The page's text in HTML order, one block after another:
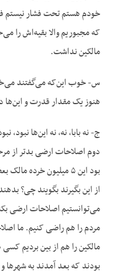
خودم هستم تحت فشار نیستم
که مجبوریم والا بقیه‌اش را
مالکین نداشت.
س- خوب این‌که می‌گفتند
هنوز یک مقدار قدرت و این‌ها
ج- نه بابا، نه، نه این‌ها
بود این ۵ میلیون
از این بگیرند بگویند چی؟
می‌توانستیم اصلاحات ارضی
مردم را هم راضی کنیم. ما
مالکین را هم از بین بردیم
بودند که بعد آمدند به شهرها